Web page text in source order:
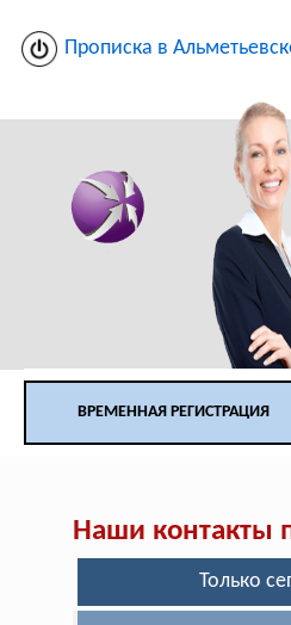
Прописка в
ВРЕМЕННАЯ РЕГИСТРАЦИЯ
Наши контакты
Только